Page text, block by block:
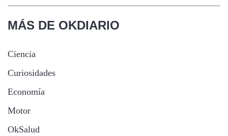
MÁS DE OKDIARIO
Ciencia
Curiosidades
Economía
Motor
OkSalud